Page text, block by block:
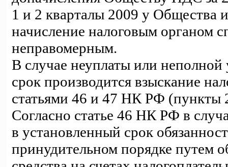
1 и 2 кварталы 2009 у Общества
начисление налоговым органом
неправомерным.
В случае неуплаты или
срок производится взыскание
статьями 46 и 47 НК РФ (пункты
Согласно статье 46 НК РФ в
в установленный срок
принудительном порядке путем